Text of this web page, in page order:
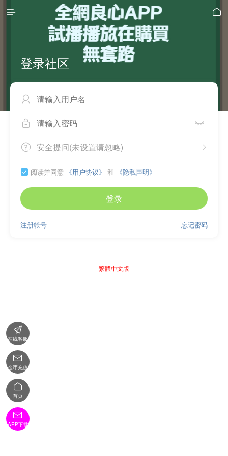
 
登录社区

 
 
安全提问(未设置请忽略)
 阅读并同意 《用户协议》 和 《隐私声明》
登录
忘记密码
注册帐号
繁體中文版

在线客服

金币充值

首页

APP下载